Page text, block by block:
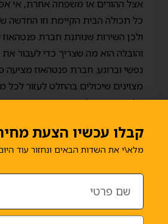
אצל ההורים או משפחה אחרת, אי
כל תכולה הבית הקיימת וזו החדשה
ולכן השירות שנותנת חברת
והובלה הוא מה שצריך כדי לעבור
נפשי וברוגע. חברת פנטהאוז מציעה
מצוינים שיכולים בהחלט לעזור לכל
הלוגיסטי הזה לתקופה.
קבלו עכשיו הצעת
מלא\י את השדות הבאים ונחזור
קבלו עכשיו הצעת
מלא\י את השדות הבאים ונחזור עוד